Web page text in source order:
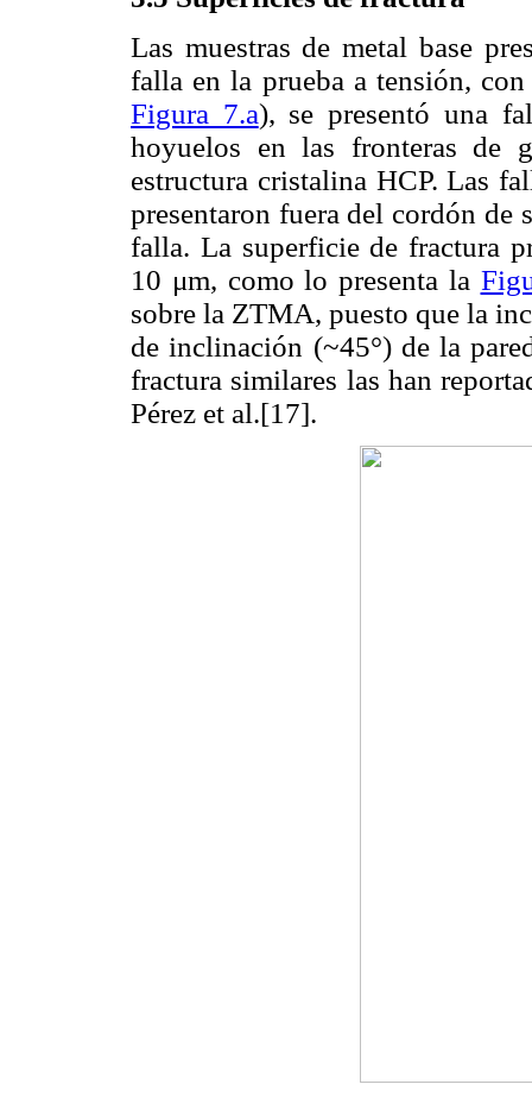
Las muestras de metal base
falla en la prueba a tensión,
Figura 7.a), se presentó una
hoyuelos en las fronteras de
estructura cristalina HCP. Las
presentaron fuera del cordón de
falla. La superficie de fractura
10 μm, como lo presenta la
sobre la ZTMA, puesto que la
de inclinación (~45°) de la
fractura similares las han
Pérez et al.[17].